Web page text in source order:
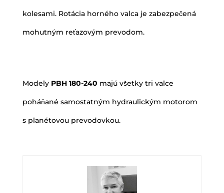
kolesami. Rotácia horného valca je zabezpečená
mohutným reťazovým prevodom.
Modely PBH 180-240 majú všetky tri valce
poháňané samostatným hydraulickým motorom
s planétovou prevodovkou.